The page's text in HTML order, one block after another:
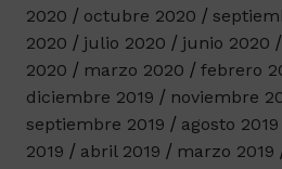
2020
octubre 2020
2020
julio 2020 junio 2020
2020
marzo 2020 febrero
diciembre 2019
noviembre
septiembre 2019
agosto 2019
2019
abril 2019 marzo 2019